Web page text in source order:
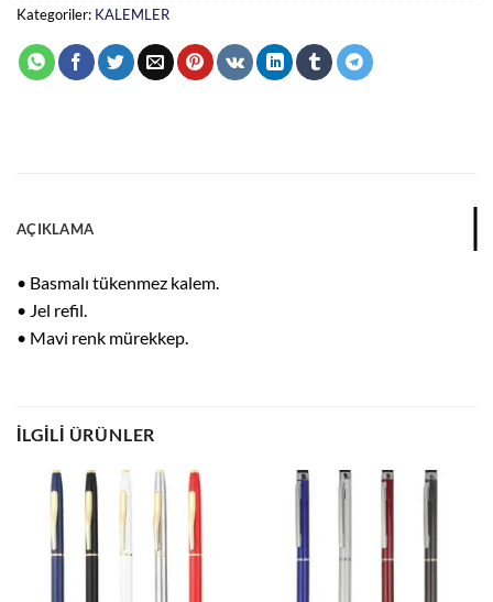
Kategoriler: KALEMLER
AÇIKLAMA
• Basmalı tükenmez kalem.
• Jel refil.
• Mavi renk mürekkep.
İLGILI ÜRÜNLER